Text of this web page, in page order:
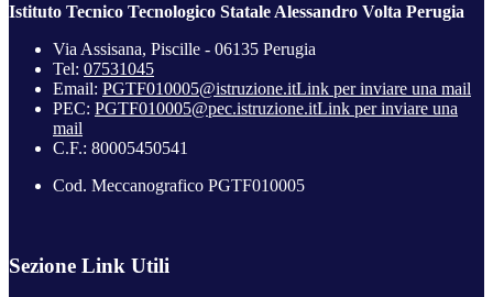
Istituto Tecnico Tecnologico Statale Alessandro Volta Perugia
Via Assisana, Piscille - 06135 Perugia
Tel: 07531045
Email: PGTF010005@istruzione.itLink per inviare una mail
PEC: PGTF010005@pec.istruzione.itLink per inviare una
mail
C.F.: 80005450541
Cod. Meccanografico PGTF010005
Sezione Link Utili